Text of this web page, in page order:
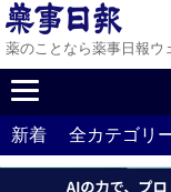
薬のことなら薬事日報ウ
新着 全カテゴリ